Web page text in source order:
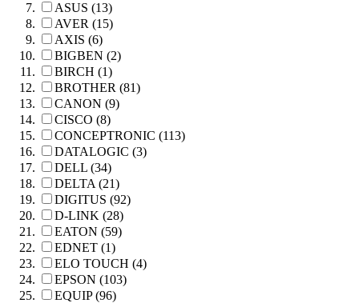
ASUS (13)
AVER (15)
AXIS (6)
BIGBEN (2)
BIRCH (1)
BROTHER (81)
CANON (9)
CISCO (8)
CONCEPTRONIC (113)
DATALOGIC (3)
DELL (34)
DELTA (21)
DIGITUS (92)
D-LINK (28)
EATON (59)
EDNET (1)
ELO TOUCH (4)
EPSON (103)
EQUIP (96)